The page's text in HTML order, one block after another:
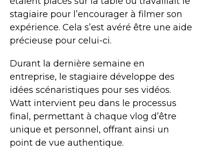
stagiaire pour l’encourager à filmer son
expérience. Cela s’est avéré être une aide
précieuse pour celui-ci.
Durant la dernière semaine en
entreprise, le stagiaire développe des
idées scénaristiques pour ses vidéos.
Watt intervient peu dans le processus
final, permettant à chaque vlog d’être
unique et personnel, offrant ainsi un
point de vue authentique.